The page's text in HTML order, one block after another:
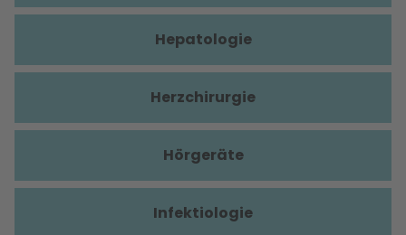
Hepatologie
Herzchirurgie
Hörgeräte
Infektiologie